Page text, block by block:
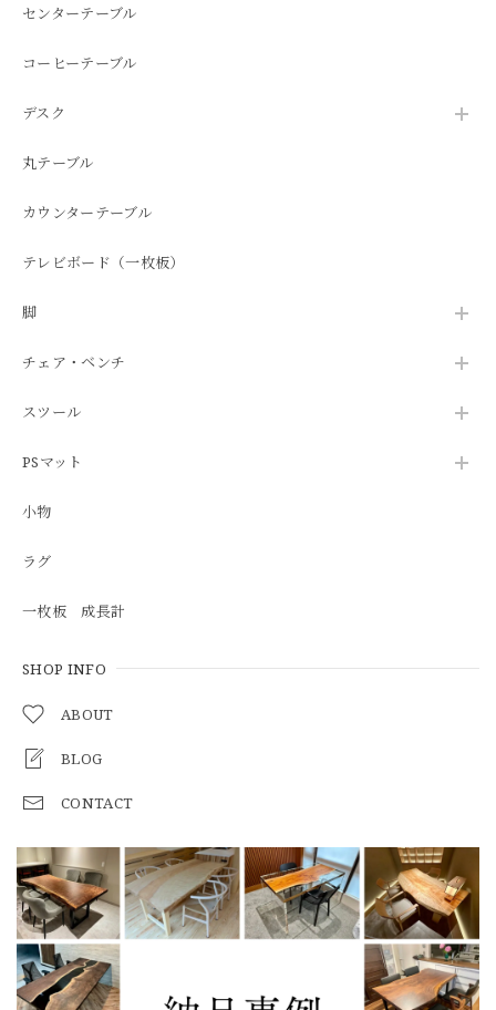
センターテーブル
コーヒーテーブル
デスク
丸テーブル
カウンターテーブル
テレビボード（一枚板）
脚
チェア・ベンチ
スツール
PSマット
小物
ラグ
一枚板 成長計
SHOP INFO
ABOUT
BLOG
CONTACT